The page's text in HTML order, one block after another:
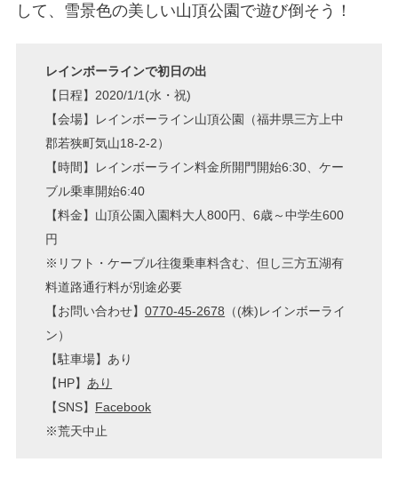
して、雪景色の美しい山頂公園で遊び倒そう！
レインボーラインで初日の出
【日程】2020/1/1(水・祝)
【会場】レインボーライン山頂公園（福井県三方上中
郡若狭町気山18-2-2）
【時間】レインボーライン料金所開門開始6:30、ケー
ブル乗車開始6:40
【料金】山頂公園入園料大人800円、6歳～中学生600
円
※リフト・ケーブル往復乗車料含む、但し三方五湖有
料道路通行料が別途必要
【お問い合わせ】0770-45-2678 （(株)レインボーライ
ン）
【駐車場】あり
【HP】 あり
【SNS】 Facebook
※荒天中止